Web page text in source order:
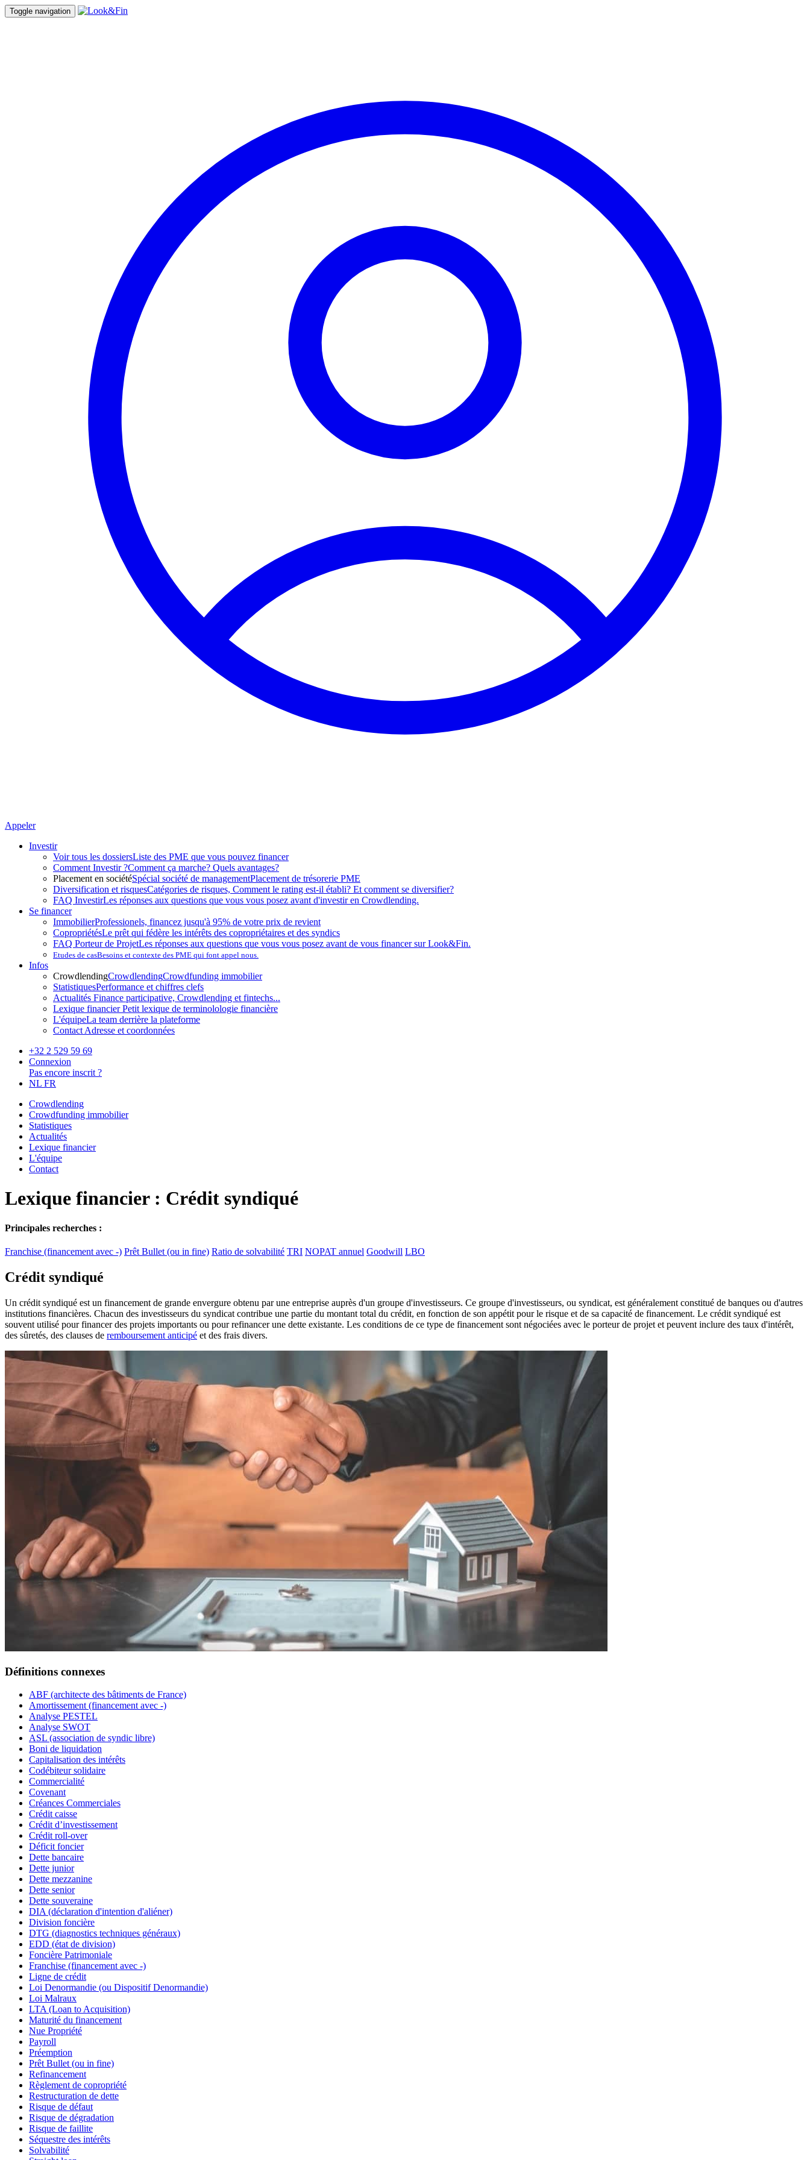
Toggle navigation
Appeler
Investir
Voir tous les dossiersListe des PME que vous pouvez financer
Comment Investir ?Comment ça marche? Quels avantages?
Placement en sociétéSpécial société de managementPlacement de trésorerie PME
Diversification et risquesCatégories de risques, Comment le rating est-il établi? Et comment se diversifier?
FAQ InvestirLes réponses aux questions que vous vous posez avant d'investir en Crowdlending.
Se financer
ImmobilierProfessionels, financez jusqu'à 95% de votre prix de revient
CopropriétésLe prêt qui fédère les intérêts des copropriétaires et des syndics
FAQ Porteur de ProjetLes réponses aux questions que vous vous posez avant de vous financer sur Look&Fin.
Etudes de casBesoins et contexte des PME qui font appel nous.
Infos
CrowdlendingCrowdlendingCrowdfunding immobilier
StatistiquesPerformance et chiffres clefs
Actualités Finance participative, Crowdlending et fintechs...
Lexique financierPetit lexique de terminolologie financière
L'équipeLa team derrière la plateforme
Contact Adresse et coordonnées
+32 2 529 59 69
Connexion
Pas encore inscrit ?
NL FR
Crowdlending
Crowdfunding immobilier
Statistiques
Actualités
Lexique financier
L'équipe
Contact
Lexique financier : Crédit syndiqué
Principales recherches :
Franchise (financement avec -) Prêt Bullet (ou in fine) Ratio de solvabilité TRI NOPAT annuel Goodwill LBO
Crédit syndiqué
Un crédit syndiqué est un financement de grande envergure obtenu par une entreprise auprès d'un groupe d'investisseurs. Ce groupe d'investisseurs, ou syndicat, est généralement constitué de banques ou d'autres
institutions financières. Chacun des investisseurs du syndicat contribue une partie du montant total du crédit, en fonction de son appétit pour le risque et de sa capacité de financement. Le crédit syndiqué est
souvent utilisé pour financer des projets importants ou pour refinancer une dette existante. Les conditions de ce type de financement sont négociées avec le porteur de projet et peuvent inclure des taux d'intérêt,
des sûretés, des clauses de remboursement anticipé et des frais divers.
Définitions connexes
ABF (architecte des bâtiments de France)
Amortissement (financement avec -)
Analyse PESTEL
Analyse SWOT
ASL (association de syndic libre)
Boni de liquidation
Capitalisation des intérêts
Codébiteur solidaire
Commercialité
Covenant
Créances Commerciales
Crédit caisse
Crédit d’investissement
Crédit roll-over
Déficit foncier
Dette bancaire
Dette junior
Dette mezzanine
Dette senior
Dette souveraine
DIA (déclaration d'intention d'aliéner)
Division foncière
DTG (diagnostics techniques généraux)
EDD (état de division)
Foncière Patrimoniale
Franchise (financement avec -)
Ligne de crédit
Loi Denormandie (ou Dispositif Denormandie)
Loi Malraux
LTA (Loan to Acquisition)
Maturité du financement
Nue Propriété
Payroll
Préemption
Prêt Bullet (ou in fine)
Refinancement
Règlement de copropriété
Restructuration de dette
Risque de défaut
Risque de dégradation
Risque de faillite
Séquestre des intérêts
Solvabilité